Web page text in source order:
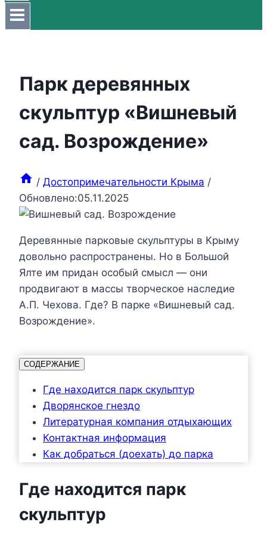
Парк деревянных
скульптур «Вишневый
сад. Возрождение»
/ Достопримечательности Крыма /
Обновлено:05.11.2025
Деревянные парковые скульптуры в Крыму
довольно распространены. Но в Большой
Ялте им придан особый смысл — они
продвигают в массы творческое наследие
А.П. Чехова. Где? В парке «Вишневый сад.
Возрождение».
СОДЕРЖАНИЕ
Где находится парк скульптур
Дворянское гнездо
Литературная компания отдыхающих
Контактная информация
Как добраться (доехать) до парка
Где находится парк
скульптур